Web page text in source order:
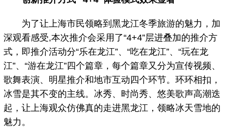
为了让上海市民领略到黑龙江冬季旅游的魅力，加
深观看感受,本次推介会采用了“4+4”层进叠加的推介方
式，即推介活动分“乐在龙江”、“吃在龙江”、“玩在龙
江”、“游在龙江”四个篇章，每个篇章又分为宣传视频、
歌舞表演、明星推介和地市互动四个环节。环环相扣，
冰雪是其不变的主线。冰秀、时尚秀、悠美歌声高潮迭
起，让上海观众仿佛真的走进黑龙江，领略冰天雪地的
魅力。